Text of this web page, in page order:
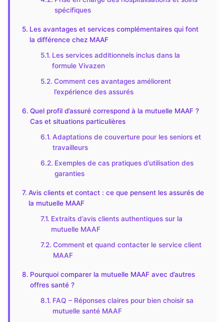
spécifiques
Les avantages et services complémentaires qui font
la différence chez MAAF
Les services additionnels inclus dans la
formule Vivazen
Comment ces avantages améliorent
l’expérience des assurés
Quel profil d’assuré correspond à la mutuelle MAAF ?
Cas et situations particulières
Adaptations de couverture pour les seniors et
travailleurs
Exemples de cas pratiques d’utilisation des
garanties
Avis clients et contact : ce que pensent les assurés de
la mutuelle MAAF
Extraits d’avis clients authentiques sur la
mutuelle MAAF
Comment et quand contacter le service client
MAAF
Pourquoi comparer la mutuelle MAAF avec d’autres
offres santé ?
FAQ – Réponses claires pour bien choisir sa
mutuelle santé MAAF